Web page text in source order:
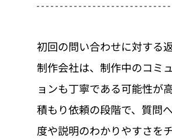
初回の問い合わせに対する
制作会社は、制作中のコミ
ョンも丁寧である可能性が
積もり依頼の段階で、質問
度や説明のわかりやすさを